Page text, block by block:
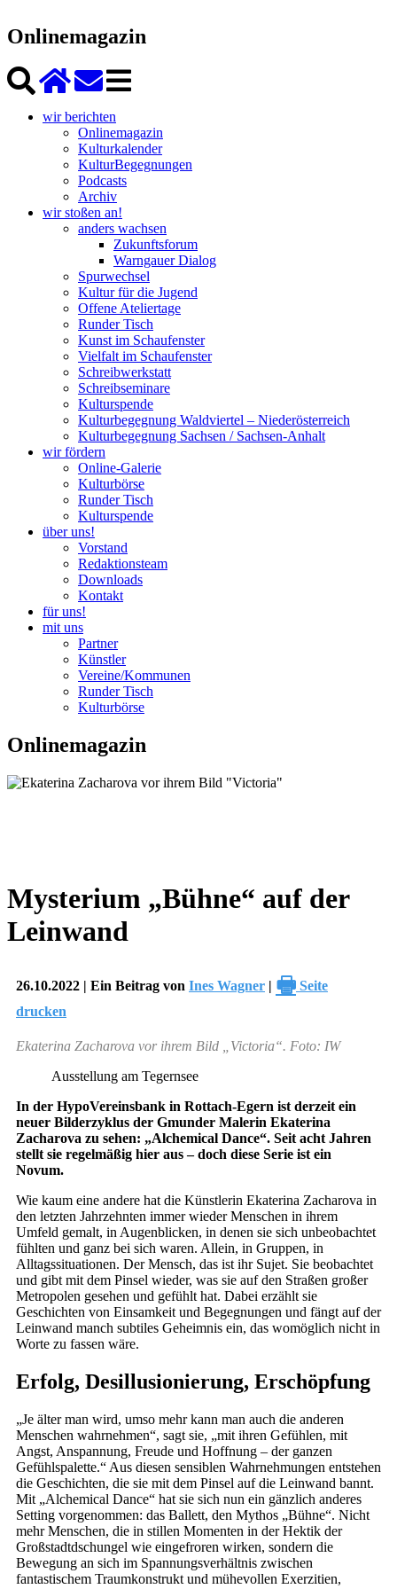
Onlinemagazin
wir berichten
Onlinemagazin
Kulturkalender
KulturBegegnungen
Podcasts
Archiv
wir stoßen an!
anders wachsen
Zukunftsforum
Warngauer Dialog
Spurwechsel
Kultur für die Jugend
Offene Ateliertage
Runder Tisch
Kunst im Schaufenster
Vielfalt im Schaufenster
Schreibwerkstatt
Schreibseminare
Kulturspende
Kulturbegegnung Waldviertel – Niederösterreich
Kulturbegegnung Sachsen / Sachsen-Anhalt
wir fördern
Online-Galerie
Kulturbörse
Runder Tisch
Kulturspende
über uns!
Vorstand
Redaktionsteam
Downloads
Kontakt
für uns!
mit uns
Partner
Künstler
Vereine/Kommunen
Runder Tisch
Kulturbörse
Onlinemagazin
Mysterium „Bühne“ auf der
Leinwand
26.10.2022 | Ein Beitrag von Ines Wagner | 🖶 Seite
drucken
Ekaterina Zacharova vor ihrem Bild „Victoria“. Foto: IW
Ausstellung am Tegernsee
In der HypoVereinsbank in Rottach-Egern ist derzeit ein
neuer Bilderzyklus der Gmunder Malerin Ekaterina
Zacharova zu sehen: „Alchemical Dance“. Seit acht Jahren
stellt sie regelmäßig hier aus – doch diese Serie ist ein
Novum.
Wie kaum eine andere hat die Künstlerin Ekaterina Zacharova in
den letzten Jahrzehnten immer wieder Menschen in ihrem
Umfeld gemalt, in Augenblicken, in denen sie sich unbeobachtet
fühlten und ganz bei sich waren. Allein, in Gruppen, in
Alltagssituationen. Der Mensch, das ist ihr Sujet. Sie beobachtet
und gibt mit dem Pinsel wieder, was sie auf den Straßen großer
Metropolen gesehen und gefühlt hat. Dabei erzählt sie
Geschichten von Einsamkeit und Begegnungen und fängt auf der
Leinwand manch subtiles Geheimnis ein, das womöglich nicht in
Worte zu fassen wäre.
Erfolg, Desillusionierung, Erschöpfung
„Je älter man wird, umso mehr kann man auch die anderen
Menschen wahrnehmen“, sagt sie, „mit ihren Gefühlen, mit
Angst, Anspannung, Freude und Hoffnung – der ganzen
Gefühlspalette.“ Aus diesen sensiblen Wahrnehmungen entstehen
die Geschichten, die sie mit dem Pinsel auf die Leinwand bannt.
Mit „Alchemical Dance“ hat sie sich nun ein gänzlich anderes
Setting vorgenommen: das Ballett, den Mythos „Bühne“. Nicht
mehr Menschen, die in stillen Momenten in der Hektik der
Großstadtdschungel wie eingefroren wirken, sondern die
Bewegung an sich im Spannungsverhältnis zwischen
fantastischem Traumkonstrukt und mühevollen Exerzitien,